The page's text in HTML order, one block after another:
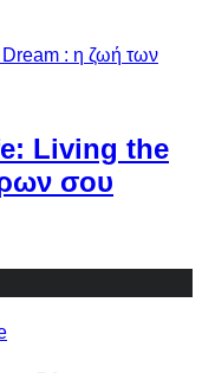
Living the
σου